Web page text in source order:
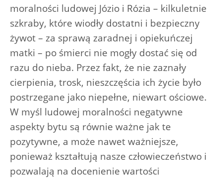
moralności ludowej Józio i Rózia – kilkuletnie
szkraby, które wiodły dostatni i bezpieczny
żywot – za sprawą zaradnej i opiekuńczej
matki – po śmierci nie mogły dostać się od
razu do nieba. Przez fakt, że nie zaznały
cierpienia, trosk, nieszczęścia ich życie było
postrzegane jako niepełne, niewart ościowe.
W myśl ludowej moralności negatywne
aspekty bytu są równie ważne jak te
pozytywne, a może nawet ważniejsze,
ponieważ kształtują nasze człowieczeństwo i
pozwalają na docenienie wartości